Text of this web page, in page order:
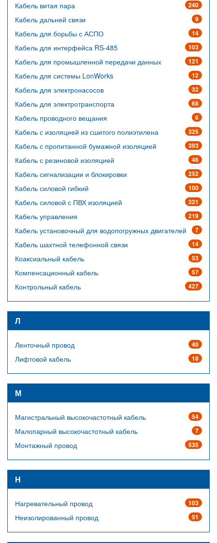
240
Кабель витая пара
9
Кабель дальней связи
14
Кабель для борьбы с АСПО
103
Кабель для интерфейса RS-485
121
Кабель для промышленной передачи данных
12
Кабель для системы LonWorks
32
Кабель для электронасосов
68
Кабель для электротранспорта
6
Кабель проводного вещания
325
Кабель с изоляцией из сшитого полиэтилена
393
Кабель с пропитанной бумажной изоляцией
46
Кабель с резиновой изоляцией
252
Кабель сигнализации и блокировки
100
Кабель силовой гибкий
321
Кабель силовой с ПВХ изоляцией
219
Кабель управления
7
Кабель установочный для водопогружных двигателей
14
Кабель шахтной телефонной связи
53
Коаксиальный кабель
57
Компенсационный кабель
427
Контрольный кабель
Л
40
Ленточный провод
18
Лифтовой кабель
М
54
Магистральный высокочастотный кабель
7
Малопарный высокочастотный кабель
535
Монтажный провод
Н
103
Нагревательный провод
51
Неизолированный провод